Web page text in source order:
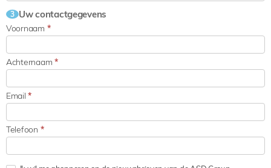
3 Uw contactgegevens
Voornaam *
Achternaam*
Email*
Telefoon *